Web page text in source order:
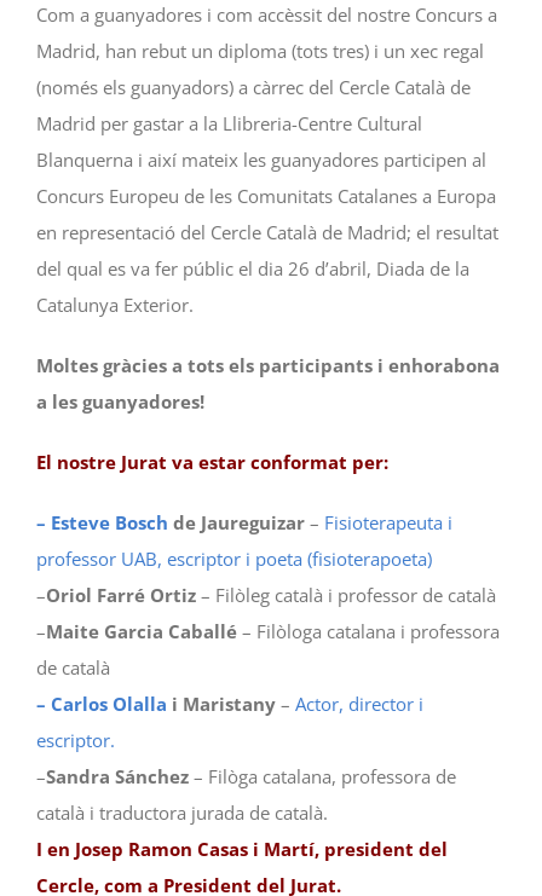
Com a guanyadores i com accèssit del nostre Concurs a
Madrid, han rebut un diploma (tots tres) i un xec regal
(només els guanyadors) a càrrec del Cercle Català de
Madrid per gastar a la Llibreria-Centre Cultural
Blanquerna i així mateix les guanyadores participen al
Concurs Europeu de les Comunitats Catalanes a Europa
en representació del Cercle Català de Madrid; el resultat
del qual es va fer públic el dia 26 d’abril, Diada de la
Catalunya Exterior.
Moltes gràcies a tots els participants i enhorabona
a les guanyadores!
El nostre Jurat va estar conformat per:
– Esteve Bosch de Jaureguizar – Fisioterapeuta i
professor UAB, escriptor i poeta (fisioterapoeta)
–Oriol Farré Ortiz– Filòleg català i professor de català
–Maite Garcia Caballé– Filòloga catalana i professora
de català
– Carlos Olalla i Maristany– Actor, director i
escriptor.
–Sandra Sánchez– Filòga catalana, professora de
català i traductora jurada de català.
I en Josep Ramon Casas i Martí, president del
Cercle, com a President del Jurat.